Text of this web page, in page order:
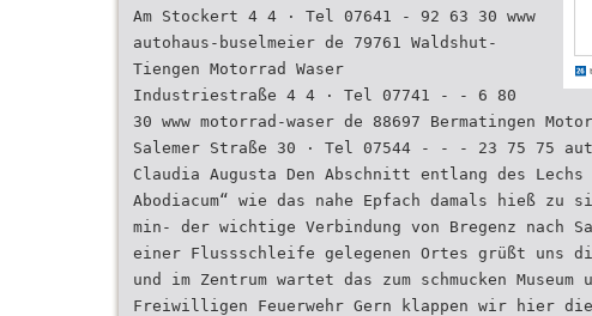
Am Stockert 4 4 · Tel 07641 - 92 63 30 www
autohaus-buselmeier de 79761 Waldshut-
Tiengen Motorrad Waser
Industriestraße 4 4 · Tel 07741 - - 6 80
30 www motorrad-waser de 88697 Bermatingen
Salemer Straße 30 · Tel 07544 - - - 23 75 75
Claudia Augusta Den Abschnitt entlang des
Abodiacum“ wie das nahe Epfach damals hieß
min- der wichtige Verbindung von Bregenz nach
einer Flussschleife gelegenen Ortes grüßt uns
und im Zentrum wartet das zum schmucken
Freiwilligen Feuerwehr Gern klappen wir hier